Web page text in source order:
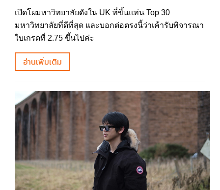
เปิดโผมหาวิทยาลัยดังใน UK ที่ขึ้นแท่น Top 30
มหาวิทยาลัยที่ดีที่สุด และบอกต่อตรงนี้ว่าเค้ารับพิจารณา
ใบเกรดที่ 2.75 ขึ้นไปค่ะ
อ่านเพิ่มเติม